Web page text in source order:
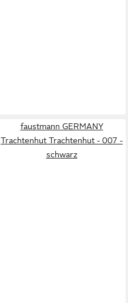
faustmann GERMANY
Trachtenhut Trachtenhut - 007 -
schwarz